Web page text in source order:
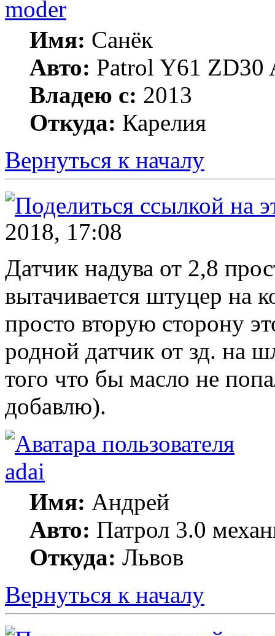
moder
Имя: Санёк
Авто: Patrol Y61 ZD30
Владею с: 2013
Откуда: Карелия
Вернуться к началу
2018, 17:08
Датчик надува от 2,8
вытачивается штуцер на
просто вторую сторону
родной датчик от зд. на
того что бы масло не
добавлю).
adai
Имя: Андрей
Авто: Патрол 3.0
Откуда: Львов
Вернуться к началу